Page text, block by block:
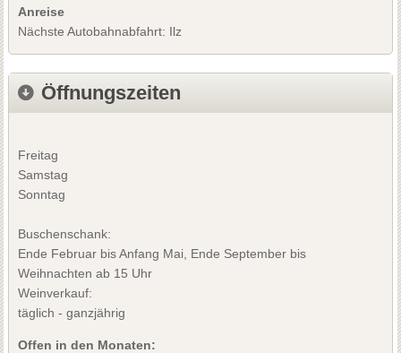
Anreise
Nächste Autobahnabfahrt: Ilz
Öffnungszeiten
Freitag
Samstag
Sonntag
Buschenschank:
Ende Februar bis Anfang Mai, Ende September bis
Weihnachten ab 15 Uhr
Weinverkauf:
täglich - ganzjährig
Offen in den Monaten: